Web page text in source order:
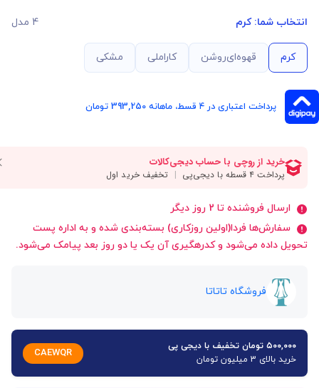
انتخاب شما:کرم 4 مدل
کرم قهوه‌ای‌روشن کاراملی مشکی
پرداخت اعتباری در ۴ قسط، ماهانه 393,250 تومان
ارسال فروشنده تا 2 روز دیگر
سفارش‌ها فردا(اولین روزکاری) بسته‌بندی شده و به اداره پست
تحویل داده می‌شود و کدرهگیری آن یک یا دو روز بعد پیامک می‌شود.
فروشگاه تاتاتا
۵۰۰,۰۰۰ تومان تخفیف با دیجی پی
خرید بالای 3 میلیون تومان
CAEWQR